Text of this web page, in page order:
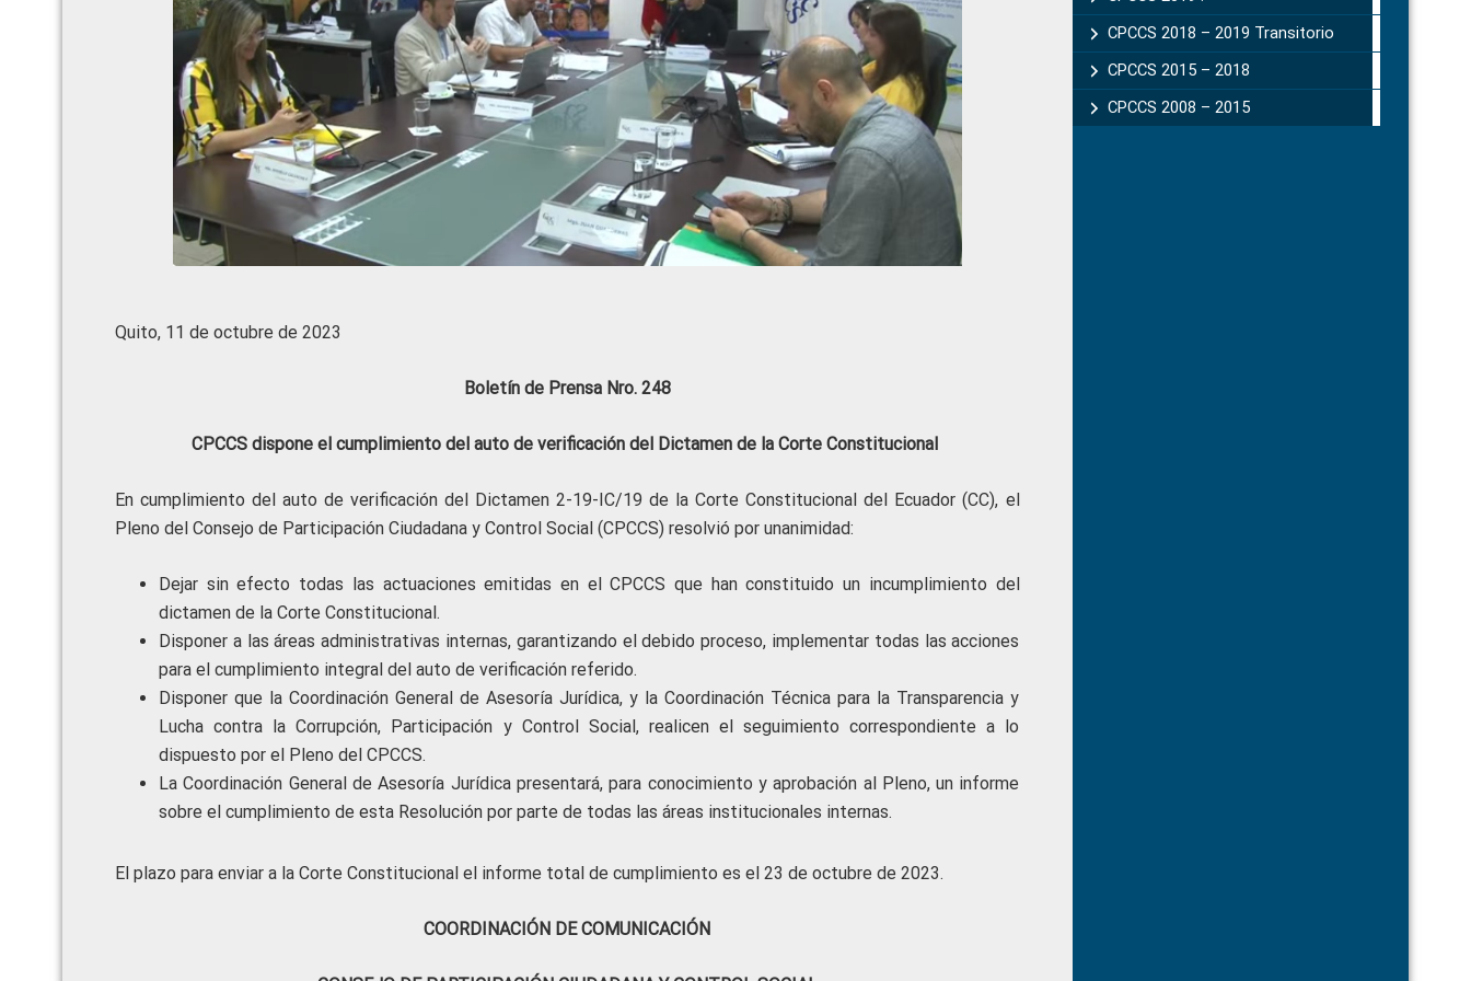
Quito, 11 de octubre de 2023
Boletín de Prensa Nro. 248
CPCCS dispone el cumplimiento del auto de verificación del Dictamen de la Corte Constitucional
En cumplimiento del auto de verificación del Dictamen 2-19-IC/19 de la Corte Constitucional del Ecuador (CC), el
Pleno del Consejo de Participación Ciudadana y Control Social (CPCCS) resolvió por unanimidad:
Dejar sin efecto todas las actuaciones emitidas en el CPCCS que han constituido un incumplimiento del
dictamen de la Corte Constitucional.
Disponer a las áreas administrativas internas, garantizando el debido proceso, implementar todas las acciones
para el cumplimiento integral del auto de verificación referido.
Disponer que la Coordinación General de Asesoría Jurídica, y la Coordinación Técnica para la Transparencia y
Lucha contra la Corrupción, Participación y Control Social, realicen el seguimiento correspondiente a lo
dispuesto por el Pleno del CPCCS.
La Coordinación General de Asesoría Jurídica presentará, para conocimiento y aprobación al Pleno, un informe
sobre el cumplimiento de esta Resolución por parte de todas las áreas institucionales internas.
El plazo para enviar a la Corte Constitucional el informe total de cumplimiento es el 23 de octubre de 2023.
COORDINACIÓN DE COMUNICACIÓN
CPCCS 2018 – 2019 Transitorio
CPCCS 2015 – 2018
CPCCS 2008 – 2015